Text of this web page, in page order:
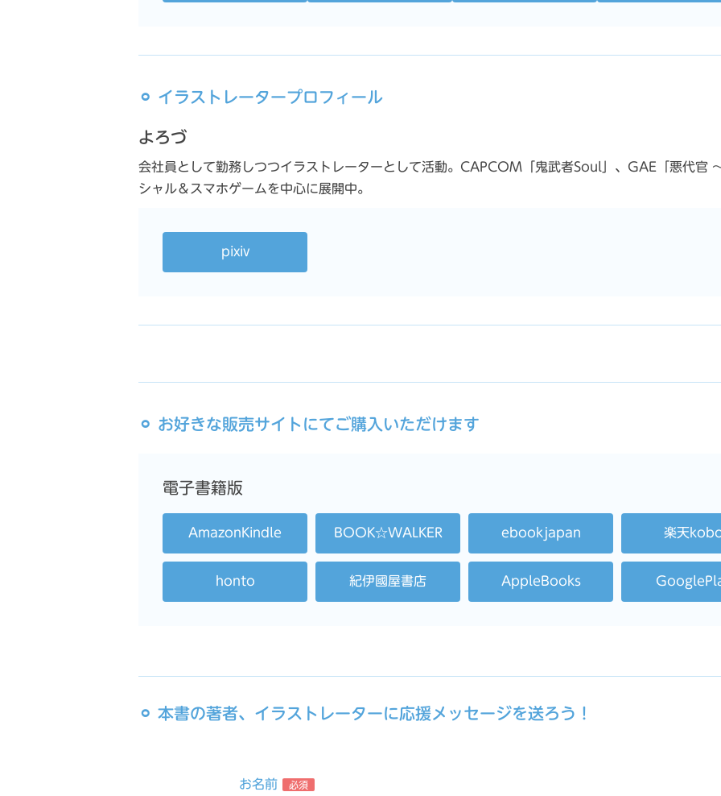
⚪︎ イラストレータープロフィール
よろづ
会社員として勤務しつつイラストレーターとして活動。CAPCOM「鬼武者Soul」、GAE「悪代官
シャル＆スマホゲームを中心に展開中。
pixiv
⚪︎ お好きな販売サイトにてご購入いただけます
電子書籍版
AmazonKindle BOOK☆WALKER ebookjapan 楽天
honto 紀伊國屋書店 AppleBooks
⚪︎ 本書の著者、イラストレーターに応援メッセージを送ろう！
お名前 必須